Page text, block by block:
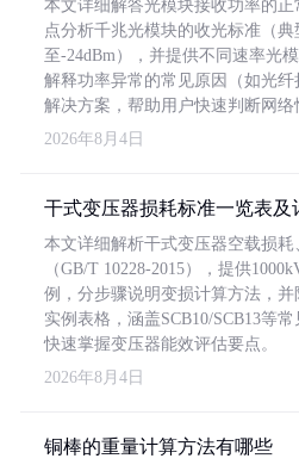
本文详细解答光模块接收功率的
点分析千兆光模块的收光标准（典
至-24dBm），并提供不同速率光
解释功率异常的常见原因（如光纤
解决方案，帮助用户快速判断网络
2026年8月4日
干式变压器损耗标准一览表及
本文详细解析干式变压器空载损
（GB/T 10228-2015），提供
例，分步骤说明变损计算方法，
实例表格，涵盖SCB10/SCB13等
快速掌握变压器能效评估要点。
2026年8月4日
铜棒的重量计算方法有哪些